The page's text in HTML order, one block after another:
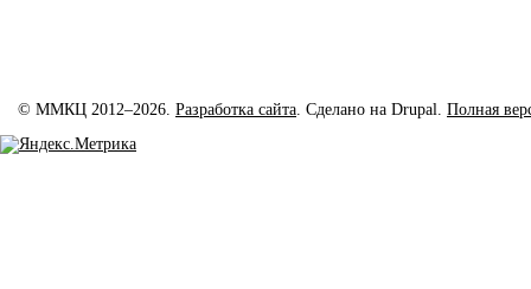
© ММКЦ 2012–2026. Разработка сайта. Сделано на Drupal. Полная